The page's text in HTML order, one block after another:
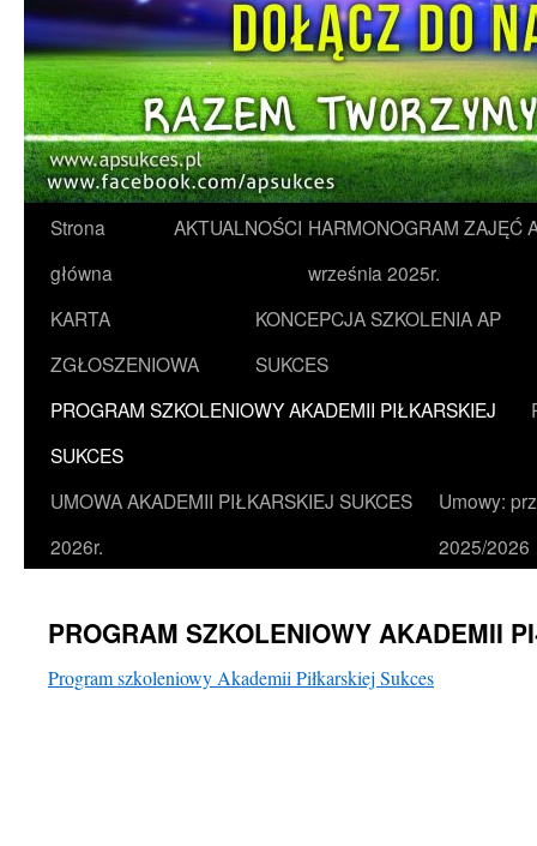
Skip
content
Strona
główna
AKTUALNOŚCI HARMONOGRAM ZAJĘĆ
września 2025r.
KARTA
ZGŁOSZENIOWA
KONCEPCJA SZKOLENIA AP
SUKCES
PROGRAM SZKOLENIOWY AKADEMII PIŁKARSKIEJ
SUKCES
UMOWA AKADEMII PIŁKARSKIEJ SUKCES
2026r.
Umowy:
2025/2026
PROGRAM SZKOLENIOWY AKADEMII
Program szkoleniowy Akademii Piłkarskiej Sukces